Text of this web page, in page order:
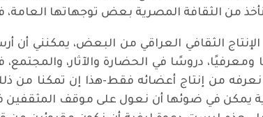
من الثقافة المصرية بعض توجهاتها
الثقافي العراقي من البعض، يمكنني أن
ومعرفيًا، دروسًا في الحضارة والآثار،
من إنتاج أعضائه فقط-هذا إن تمكنا من
يمكن في ضوئها أن نعول على موقف المثقفين